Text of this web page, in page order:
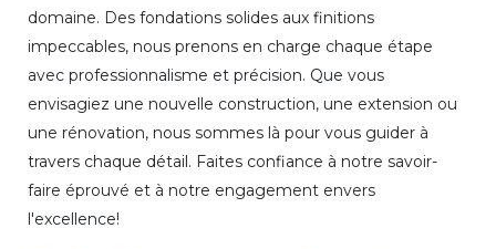
domaine. Des fondations solides aux finitions
impeccables, nous prenons en charge chaque étape
avec professionnalisme et précision. Que vous
envisagiez une nouvelle construction, une extension ou
une rénovation, nous sommes là pour vous guider à
travers chaque détail. Faites confiance à notre savoir-
faire éprouvé et à notre engagement envers
l'excellence!